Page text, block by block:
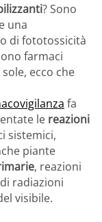
? Sono
una
di fototossicità
farmaci
ecco che
fa
le reazioni
sistemici,
piante
, reazioni
radiazioni
visibile.